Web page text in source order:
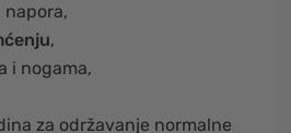
,
i nogama,
za održavanje normalne